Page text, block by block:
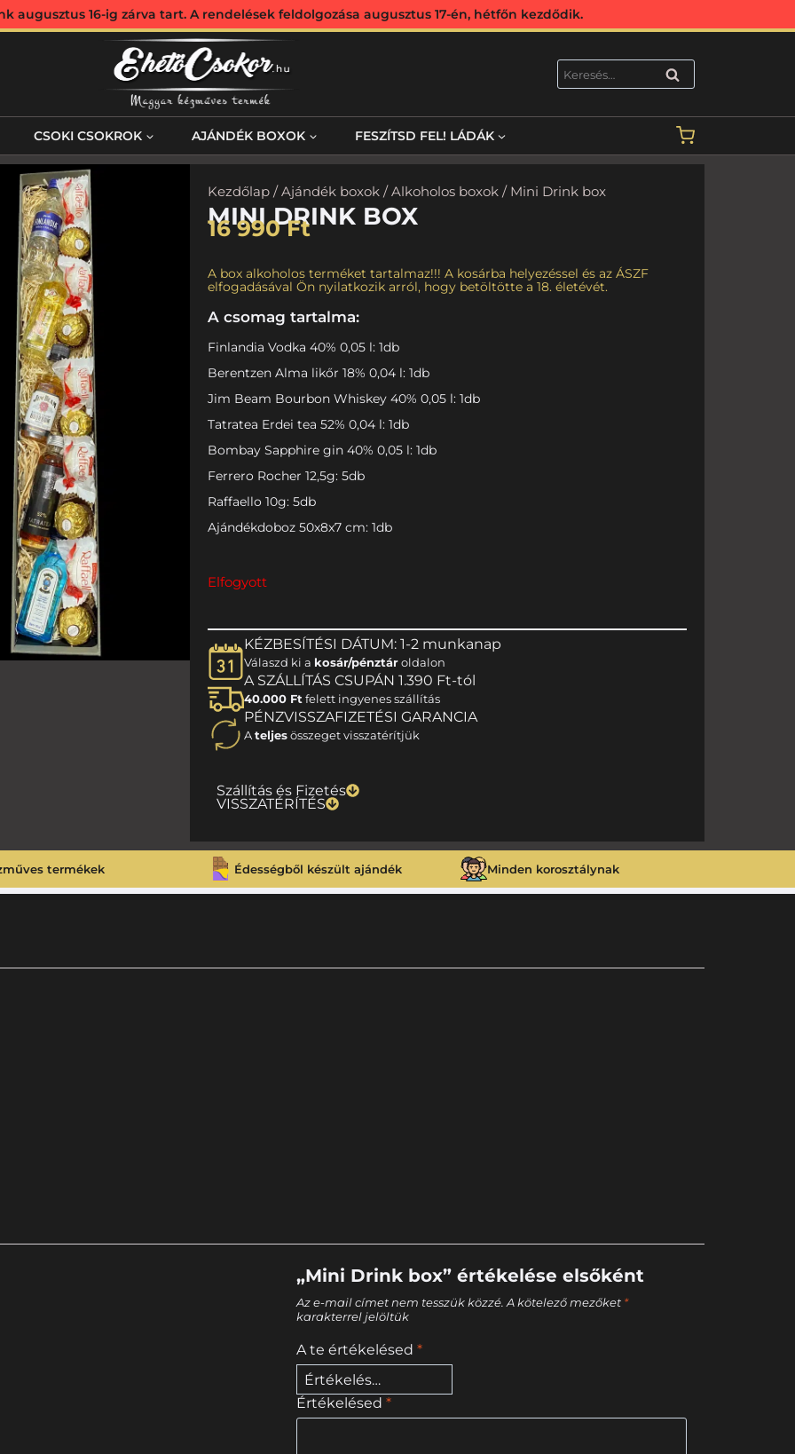
augusztus 16-ig zárva tart. A rendelések feldolgozása augusztus 17-én, hétfőn kezdődik.
KERESÉS
CSOKI CSOKROK AJÁNDÉK BOXOK FESZÍTSD FEL! LÁDÁK
Kezdőlap/Ajándék boxok/Alkoholos boxok/ Mini Drink box
MINI DRINK BOX
16 990Ft
A box alkoholos terméket tartalmaz!!! A kosárba helyezéssel és az ÁSZF
elfogadásával Ön nyilatkozik arról, hogy betöltötte a 18. életévét.
A csomag tartalma:
Finlandia Vodka 40% 0,05 l: 1db
Berentzen Alma likőr 18% 0,04 l: 1db
Jim Beam Bourbon Whiskey 40% 0,05 l: 1db
Tatratea Erdei tea 52% 0,04 l: 1db
Bombay Sapphire gin 40% 0,05 l: 1db
Ferrero Rocher 12,5g: 5db
Raffaello 10g: 5db
Ajándékdoboz 50x8x7 cm: 1db
Elfogyott
KÉZBESÍTÉSI DÁTUM: 1-2 munkanap
Válaszd ki a kosár/pénztároldalon
A SZÁLLÍTÁS CSUPÁN 1.390 Ft-tól
40.000 Ft felett ingyenes szállítás
PÉNZVISSZAFIZETÉSI GARANCIA
Ateljesösszeget visszatérítjük
Szállítás és Fizetés
VISSZATÉRÍTÉS
termékek Édességből készült ajándék Minden korosztálynak
„Mini Drink box” értékelése elsőként
Az e-mail címet nem tesszük közzé. A kötelező mezőket *
karakterrel jelöltük
A te értékelésed *
Értékelésed *